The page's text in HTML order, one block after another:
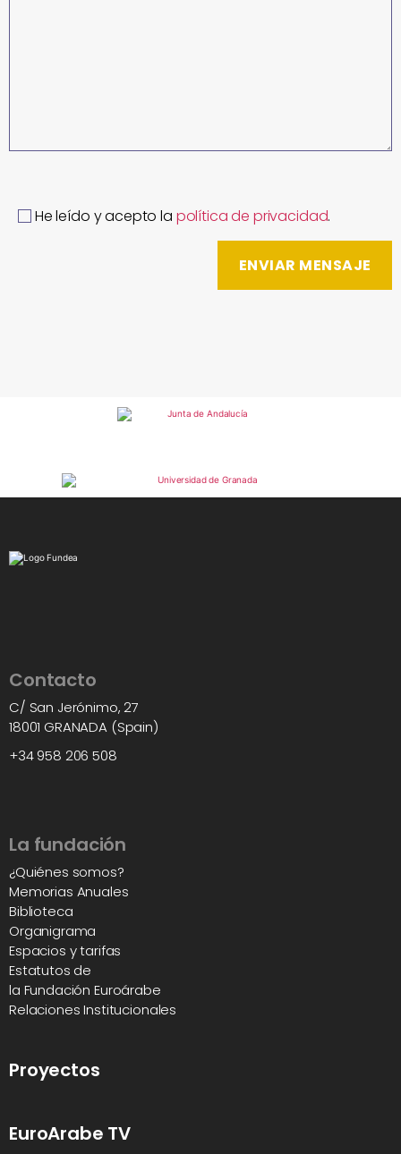
He leído y acepto la política de privacidad.
Contacto
C/ San Jerónimo, 27
18001 GRANADA (Spain)
+34 958 206 508
La fundación
¿Quiénes somos?
Memorias Anuales
Biblioteca
Organigrama
Espacios y tarifas
Estatutos de
la Fundación Euroárabe
Relaciones Institucionales
Proyectos
EuroArabe TV